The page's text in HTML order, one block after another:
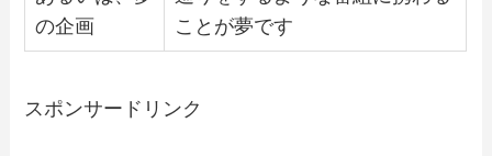
の企画
ことが夢です
スポンサードリンク